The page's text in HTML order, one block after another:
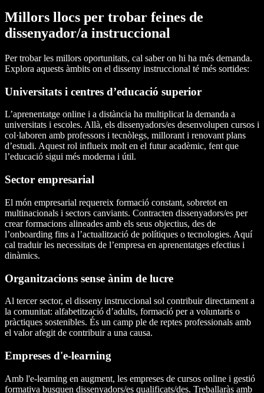
Millors llocs per trobar feines de
dissenyador/a instruccional
Per trobar les millors oportunitats, cal saber on hi ha més demanda.
Explora aquests àmbits on el disseny instruccional té més sortides:
Universitats i centres d’educació superior
L’aprenentatge online i a distància ha multiplicat la demanda a
universitats i escoles. Allà, els dissenyadors/es desenvolupen cursos i
col·laboren amb professors i tecnòlegs, millorant i renovant plans
d’estudi. Aquest rol influeix molt en el futur acadèmic, fent que
l’educació sigui més moderna i útil.
Sector empresarial
El món empresarial requereix formació constant, sobretot en
multinacionals i sectors canviants. Contracten dissenyadors/es per
crear formacions alineades amb els seus objectius, des de
l’onboarding fins a l’actualització de polítiques o tecnologies. Aquí
cal traduir les necessitats de l’empresa en aprenentatges efectius i
dinàmics.
Organitzacions sense ànim de lucre
Al tercer sector, el disseny instruccional sol contribuir directament a
la comunitat: alfabetització d’adults, formació per a voluntaris o
pràctiques sostenibles. És un camp ple de reptes professionals amb
el valor afegit de contribuir a una causa.
Empreses d'e-learning
Amb l'e-learning en augment, les empreses de cursos online i gestió
formativa busquen dissenyadors/es qualificats/des. Treballaràs amb